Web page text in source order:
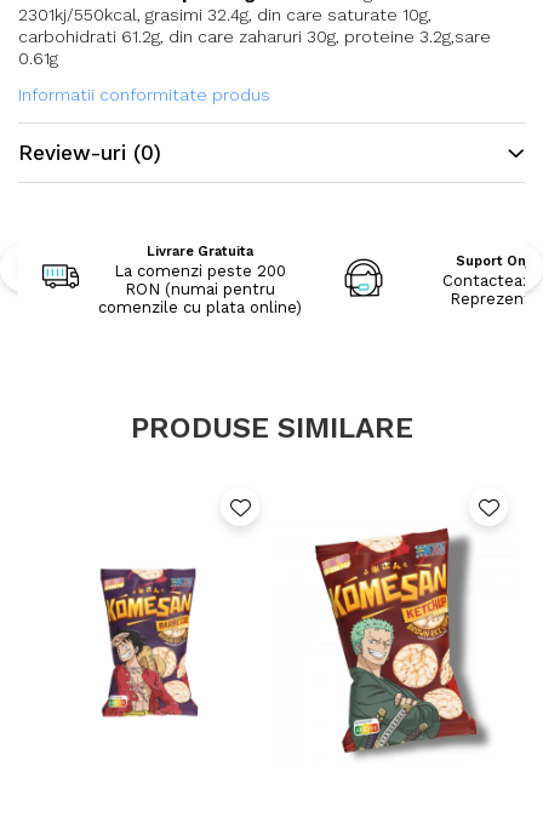
2301kj/550kcal, grasimi 32.4g, din care saturate 10g,
carbohidrati 61.2g, din care zaharuri 30g, proteine 3.2g,sare
0.61g
Informatii conformitate produs
Review-uri (0)
Livrare Gratuita
La comenzi peste 200
RON (numai pentru
comenzile cu plata online)
Suport
Contacteaza
PRODUSE SIMILARE